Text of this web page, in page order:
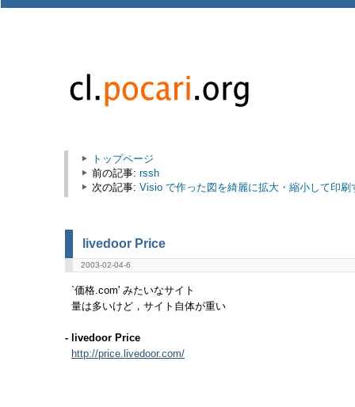
トップページ
前の記事: rssh
次の記事: Visio で作った図を綺麗に拡大・縮小して印刷
livedoor Price
2003-02-04-6
`価格.com' みたいなサイト
量は多いけど，サイト自体が重い
- livedoor Price
http://price.livedoor.com/